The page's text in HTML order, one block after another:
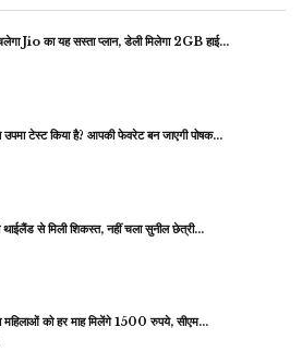
Jio का यह सस्ता प्लान, डेली मिलेगा 2GB हाई…
टेस्ट किया है? आपकी फेवरेट बन जाएगी पोषक…
थाईलैंड से मिली शिकस्त, नहीं चला सुनील छेत्री…
महिलाओं को हर माह मिलेंगे 1500 रुपये, सीएम…